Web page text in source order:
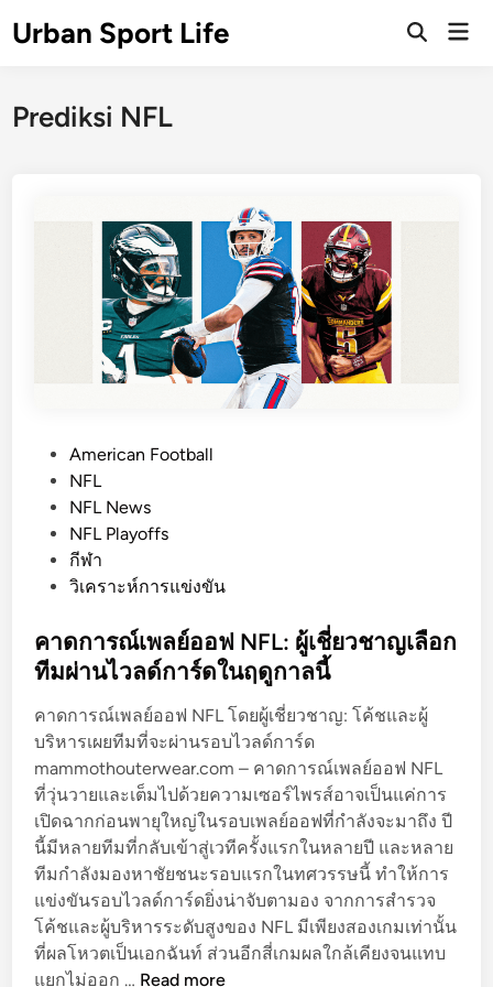
toUrban Sport Life
Open
Prediksi NFL
n
American Football
NFL
NFL News
NFL Playoffs
กีฬา
วิเคราะห์การแข่งขัน
คาดการณ์เพลย์ออฟ NFL: ผู้เชี่ยวชาญเลือก
ทีมผ่านไวลด์การ์ดในฤดูกาลนี้
คาดการณ์เพลย์ออฟ NFL โดยผู้เชี่ยวชาญ: โค้ชและผู้
บริหารเผยทีมที่จะผ่านรอบไวลด์การ์ด
mammothouterwear.com – คาดการณ์เพลย์ออฟ NFL
ที่วุ่นวายและเต็มไปด้วยความเซอร์ไพรส์อาจเป็นแค่การ
เปิดฉากก่อนพายุใหญ่ในรอบเพลย์ออฟที่กำลังจะมาถึง ปี
นี้มีหลายทีมที่กลับเข้าสู่เวทีครั้งแรกในหลายปี และหลาย
ทีมกำลังมองหาชัยชนะรอบแรกในทศวรรษนี้ ทำให้การ
แข่งขันรอบไวลด์การ์ดยิ่งน่าจับตามอง จากการสำรวจ
โค้ชและผู้บริหารระดับสูงของ NFL มีเพียงสองเกมเท่านั้น
ที่ผลโหวตเป็นเอกฉันท์ ส่วนอีกสี่เกมผลใกล้เคียงจนแทบ
แยกไม่ออก … ค
Read more